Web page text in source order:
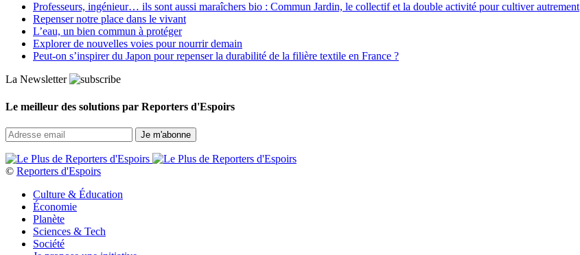
Professeurs, ingénieur… ils sont aussi maraîchers bio : Commun Jardin, le collectif et la double activité pour cultiver autrement
Repenser notre place dans le vivant
L’eau, un bien commun à protéger
Explorer de nouvelles voies pour nourrir demain
Peut‑on s’inspirer du Japon pour repenser la durabilité de la filière textile en France ?
La Newsletter
Le meilleur des solutions par Reporters d'Espoirs
© Reporters d'Espoirs
Culture & Éducation
Économie
Planète
Sciences & Tech
Société